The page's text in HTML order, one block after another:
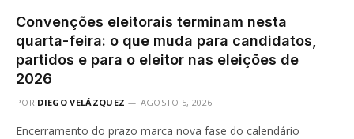
Convenções eleitorais terminam nesta
quarta-feira: o que muda para candidatos,
partidos e para o eleitor nas eleições de
2026
POR DIEGO VELÁZQUEZ AGOSTO 5, 2026
Encerramento do prazo marca nova fase do calendário